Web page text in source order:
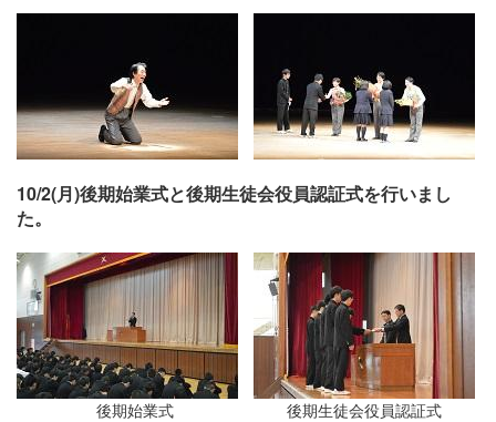
10/2(月)後期始業式と後期生徒会役員認証式を行いまし
た。
後期始業式 後期生徒会役員認証式